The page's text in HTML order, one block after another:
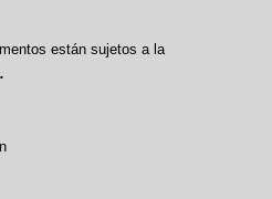
están sujetos a la